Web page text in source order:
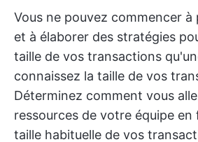
Vous ne pouvez commencer
et à élaborer des stratégies
taille de vos transactions
connaissez la taille de vos
Déterminez comment vous
ressources de votre équipe
taille habituelle de vos